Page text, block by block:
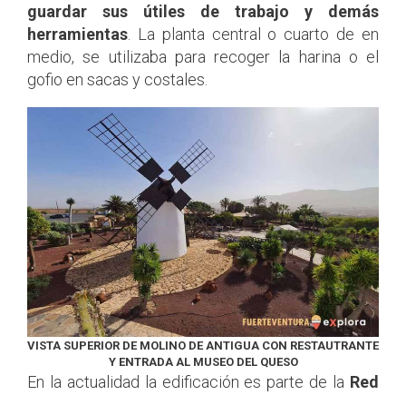
guardar sus útiles de trabajo y demás
herramientas . La planta central o cuarto de en
medio, se utilizaba para recoger la harina o el
gofio en sacas y costales.
VISTA SUPERIOR DE MOLINO DE ANTIGUA CON RESTAUTRANTE
Y ENTRADA AL MUSEO DEL QUESO
En la actualidad la edificación es parte de la Red